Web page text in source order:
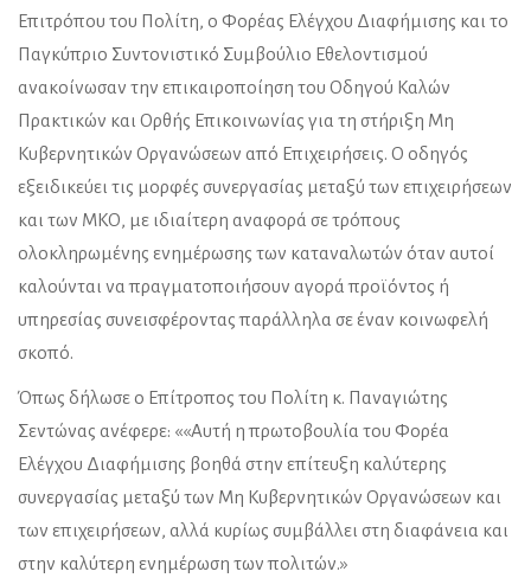
Επιτρόπου του Πολίτη, ο Φορέας Ελέγχου Διαφήμισης και το
Παγκύπριο Συντονιστικό Συμβούλιο Εθελοντισμού
ανακοίνωσαν την επικαιροποίηση του Οδηγού Καλών
Πρακτικών και Ορθής Επικοινωνίας για τη στήριξη Μη
Κυβερνητικών Οργανώσεων από Επιχειρήσεις. Ο οδηγός
εξειδικεύει τις μορφές συνεργασίας μεταξύ των επιχειρήσεων
και των ΜΚΟ, με ιδιαίτερη αναφορά σε τρόπους
ολοκληρωμένης ενημέρωσης των καταναλωτών όταν αυτοί
καλούνται να πραγματοποιήσουν αγορά προϊόντος ή
υπηρεσίας συνεισφέροντας παράλληλα σε έναν κοινωφελή
σκοπό.
Όπως δήλωσε ο Επίτροπος του Πολίτη κ. Παναγιώτης
Σεντώνας ανέφερε: ««Αυτή η πρωτοβουλία του Φορέα
Ελέγχου Διαφήμισης βοηθά στην επίτευξη καλύτερης
συνεργασίας μεταξύ των Μη Κυβερνητικών Οργανώσεων και
των επιχειρήσεων, αλλά κυρίως συμβάλλει στη διαφάνεια και
στην καλύτερη ενημέρωση των πολιτών.»